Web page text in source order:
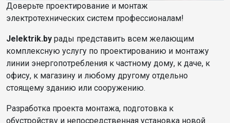
Доверьте проектирование и монтаж
электротехнических систем профессионалам!
Jelektrik.by рады представить всем желающим
комплексную услугу по проектированию и монтажу
линии энергопотребления к частному дому, к даче, к
офису, к магазину и любому другому отдельно
стоящему зданию или сооружению.
Разработка проекта монтажа, подготовка к
обустройству и непосредственная установка новой